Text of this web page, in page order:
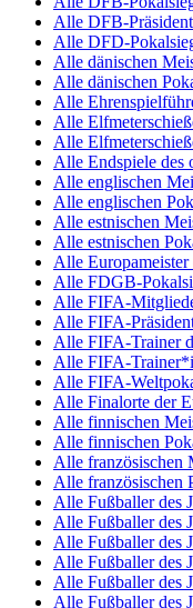
Alle DFB-
Alle DFD-
Alle dänischen
Alle dänischen
Alle
Alle
Alle
Alle Endspiele des
Alle englischen
Alle englischen
Alle estnischen
Alle estnischen
Alle Europameister
Alle FDGB-
Alle FIFA-
Alle FIFA-
Alle FIFA-Trainer
Alle FIFA-
Alle FIFA-
Alle Finalorte der
Alle finnischen
Alle finnischen
Alle französischen
Alle französischen
Alle Fußballer des
Alle Fußballer des
Alle Fußballer des
Alle Fußballer des
Alle Fußballer des
Alle Fußballer des